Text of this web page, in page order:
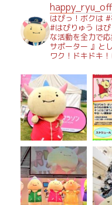
はぴっ！ボクは
#はぴりゅう は
な活動を全力で
サポーター 』と
ワク！ドキドキ